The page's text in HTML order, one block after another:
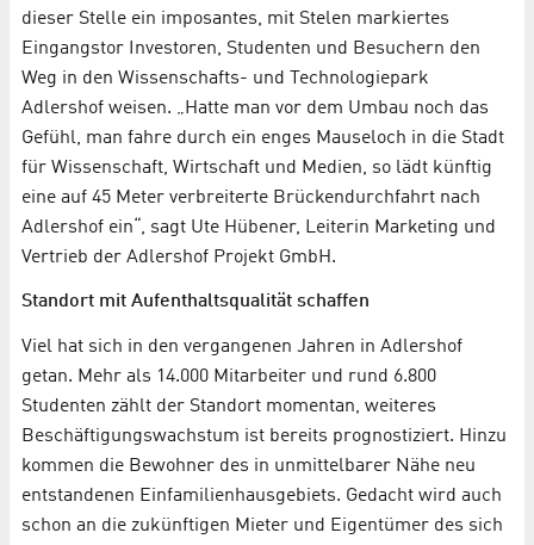
dieser Stelle ein imposantes, mit Stelen markiertes
Eingangstor Investoren, Studenten und Besuchern den
Weg in den Wissenschafts- und Technologiepark
Adlershof weisen. „Hatte man vor dem Umbau noch das
Gefühl, man fahre durch ein enges Mauseloch in die Stadt
für Wissenschaft, Wirtschaft und Medien, so lädt künftig
eine auf 45 Meter verbreiterte Brückendurchfahrt nach
Adlershof ein“, sagt Ute Hübener, Leiterin Marketing und
Vertrieb der Adlershof Projekt GmbH.
Standort mit Aufenthaltsqualität schaffen
Viel hat sich in den vergangenen Jahren in Adlershof
getan. Mehr als 14.000 Mitarbeiter und rund 6.800
Studenten zählt der Standort momentan, weiteres
Beschäftigungswachstum ist bereits prognostiziert. Hinzu
kommen die Bewohner des in unmittelbarer Nähe neu
entstandenen Einfamilienhausgebiets. Gedacht wird auch
schon an die zukünftigen Mieter und Eigentümer des sich